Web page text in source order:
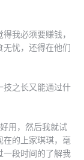
我必须要赚钱，
忧，还得在他们
技之长又能通过什
用，然后我就试
在的上家琪琪，毫
一段时间的了解我